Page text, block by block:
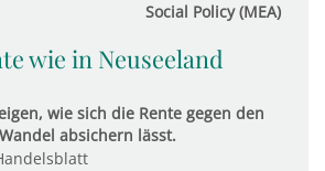
Social Policy (MEA)
wie in Neuseeland
wie sich die Rente gegen den
absichern lässt.